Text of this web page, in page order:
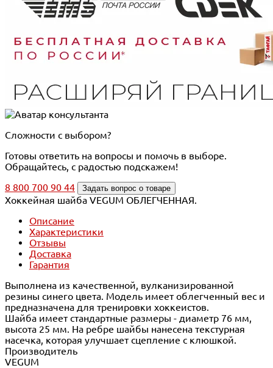
Сложности с выбором?
Готовы ответить на вопросы и помочь в выборе.
Обращайтесь, с радостью подскажем!
8 800 700 90 44
Задать вопрос о товаре
Хоккейная шайба VEGUM ОБЛЕГЧЕННАЯ.
Описание
Характеристики
Отзывы
Доставка
Гарантия
Выполнена из качественной, вулканизированной
резины синего цвета. Модель имеет облегченный вес и
предназначена для тренировки хоккеистов.
Шайба имеет стандартные размеры - диаметр 76 мм,
высота 25 мм. На ребре шайбы нанесена текстурная
насечка, которая улучшает сцепление с клюшкой.
Производитель
VEGUM